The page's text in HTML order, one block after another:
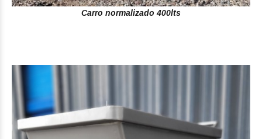
Carro normalizado 400lts